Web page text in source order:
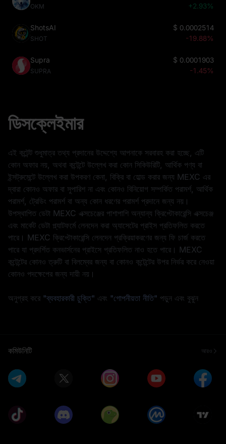
OKM
+2.93%
ShotsAI
SHOT
$ 0.0002514
-19.88%
Supra
SUPRA
$ 0.0001903
-1.45%
ডিসক্লেইমার
এই কন্টেন্ট শুধুমাত্র তথ্য প্রদানের উদ্দেশ্যে আপনাকে সরবারহ করা হচ্ছে, এটি
কোন অফার নয়, অথবা কন্টেন্টে উল্লেখ করা কোন সিকিউরিটি, আর্থিক পণ্য বা
ইন্সট্রুমেন্টে উল্লেখ করা উপকরণ কেনা, বিক্রি বা হোল্ড করার জন্য MEXC এর
দ্বারা কোনও অফার বা সুপারিশ না এবং কোনও বিনিয়োগ সম্পর্কিত পরামর্শ, আর্থিক
পরামর্শ, ট্রেডিং পরামর্শ বা অন্য কোন ধরণের পরামর্শ প্রদানে জন্য নয়।
উপস্থাপিত ডেটা MEXC এক্সচেঞ্জের পাশাপাশি অন্যান্য ক্রিপ্টোকারেন্সি এক্সচেঞ্জ
এবং মার্কেট ডেটা প্ল্যাটফর্মে লেনদেন করা অ্যাসেটের প্রাইস প্রতিফলিত করতে
পারে। MEXC ক্রিপ্টোকারেন্সি লেনদেন প্রক্রিয়াকরণের জন্য ফি চার্জ করতে
পারে যা প্রদর্শিত কনভার্সনের প্রাইসে প্রতিফলিত নাও হতে পারে। MEXC
কন্টেন্টের কোনও ত্রুটি বা বিলম্বের জন্য বা কোনও কন্টেন্টের উপর নির্ভর করে নেওয়া
কোনও পদক্ষেপের জন্য দায়ী নয়।
অনুগ্রহ করে "ব্যবহারকারী চুক্তি" এবং "গোপনীয়তা নীতি" পড়ুন এবং বুঝুন
কমিউনিটি আরও